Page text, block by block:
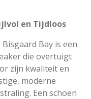
en Tijdloos
Bisgaard Bay is een
die overtuigt
zijn kwaliteit en
moderne
Een schoen